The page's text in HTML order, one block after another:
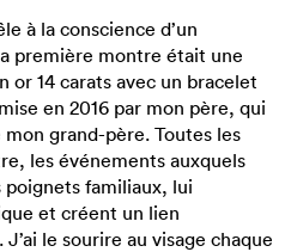
à la conscience d’un
première montre était une
or 14 carats avec un bracelet
en 2016 par mon père, qui
grand-père. Toutes les
les événements auxquels
familiaux, lui
et créent un lien
le sourire au visage chaque